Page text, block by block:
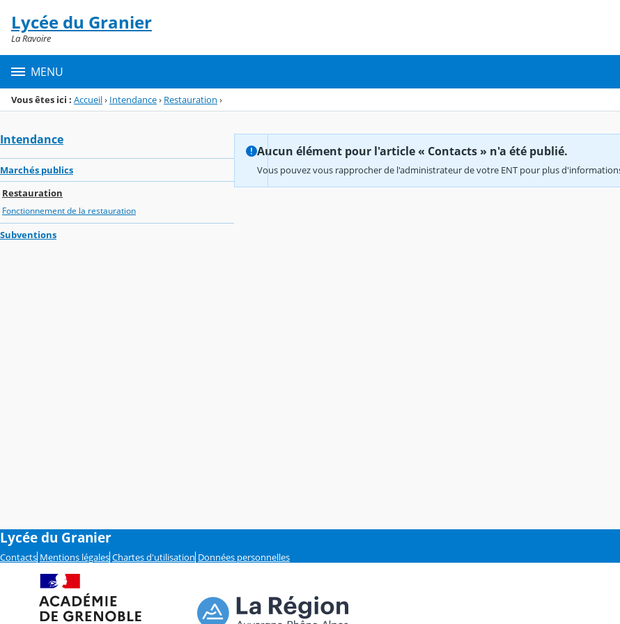
Menu de la rubrique
Contenu
Lycée du Granier
La Ravoire
MENU
Vous êtes ici : Accueil› Intendance› Restauration ›
Intendance
Marchés publics
Restauration
Fonctionnement de la restauration
Subventions
Aucun élément pour l'article « Contacts » n'a été publié.
Vous pouvez vous rapprocher de l'administrateur de votre ENT pour plus
Lycée du Granier
Contacts Mentions légales Chartes d'utilisation Données personnelles